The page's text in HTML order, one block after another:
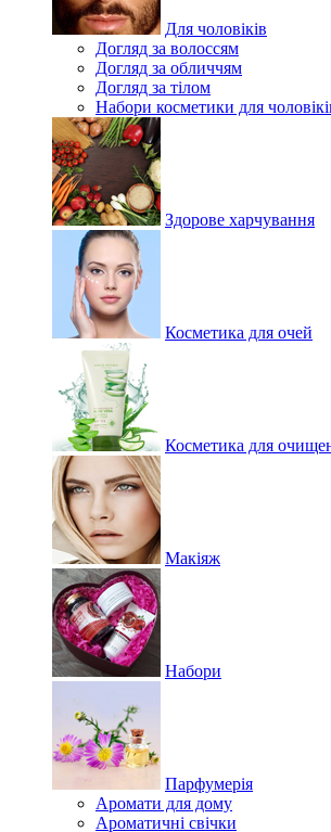
Для чоловіків
Догляд за волоссям
Догляд за обличчям
Догляд за тілом
Набори косметики для
Здорове харчування
Косметика для очей
Косметика для
Макіяж
Набори
Парфумерія
Аромати для дому
Ароматичні свічки